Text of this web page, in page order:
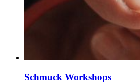
Schmuck Workshops